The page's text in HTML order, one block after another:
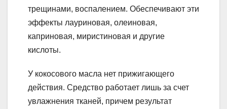
трещинами, воспалением. Обеспечивают эти
эффекты лауриновая, олеиновая,
каприновая, миристиновая и другие
кислоты.
У кокосового масла нет прижигающего
действия. Средство работает лишь за счет
увлажнения тканей, причем результат